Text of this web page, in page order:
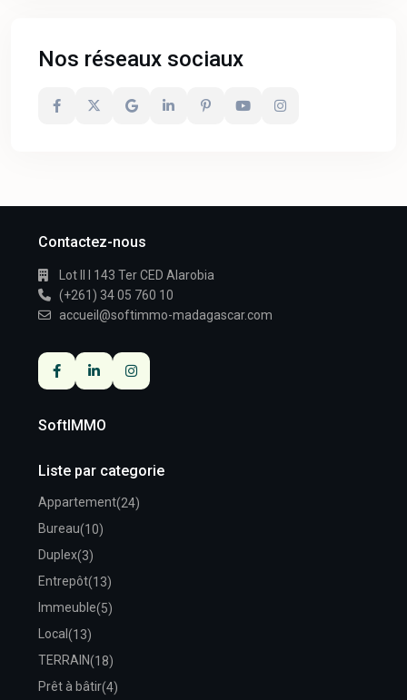
Nos réseaux sociaux
Contactez-nous
Lot II I 143 Ter CED Alarobia
(+261) 34 05 760 10
accueil@softimmo-madagascar.com
SoftIMMO
Liste par categorie
Appartement(24)
Bureau(10)
Duplex(3)
Entrepôt(13)
Immeuble(5)
Local (13)
TERRAIN(18)
Prêt à bâtir(4)